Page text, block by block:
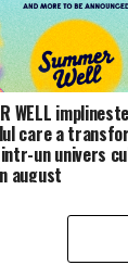
WELL
care a
un univers
august